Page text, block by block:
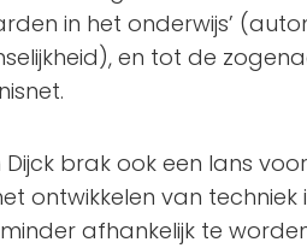
in het onderwijs’
en tot de
Dijck brak ook een lans
ontwikkelen van
afhankelijk te